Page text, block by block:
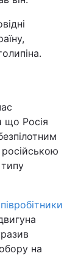
що Росія
на